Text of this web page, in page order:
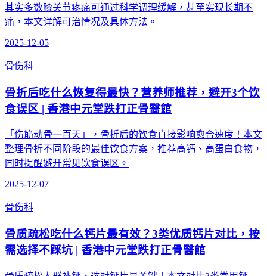
其实多数膝关节疼痛可通过科学调理缓解，甚至实现长期不
痛，本文详解可治情况及具体方法。
2025-12-05
骨伤科
骨折后吃什么恢复得最快？营养师推荐，避开3个饮
食误区 | 香港中元堂跌打正骨醫館
「伤筋动骨一百天」，骨折后的饮食直接影响愈合速度！本文
整理骨折不同阶段的最佳饮食方案，推荐高钙、高蛋白食物，
同时提醒避开常见饮食误区。
2025-12-07
骨伤科
骨质疏松吃什么钙片最有效？3类优质钙片对比，按
需选择不踩坑 | 香港中元堂跌打正骨醫館